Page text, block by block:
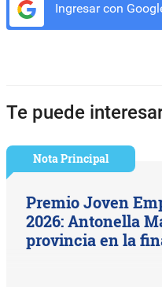
Ingresar con
Te puede
Nota Principal
Premio Joven
2026: Antonella
provincia en la